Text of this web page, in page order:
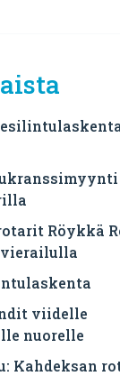
Röykkä
viidelle
nuorelle
Kahdeksan